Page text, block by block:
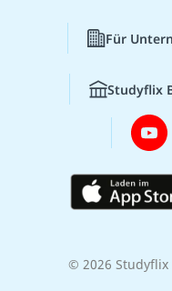
Für
Studyflix
© 2026 Studyflix